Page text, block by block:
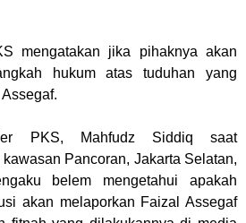
mengatakan jika pihaknya akan
hukum atas tuduhan yang
PKS, Mahfudz Siddiq saat
kawasan Pancoran, Jakarta Selatan,
belem mengetahui apakah
akan melaporkan Faizal Assegaf